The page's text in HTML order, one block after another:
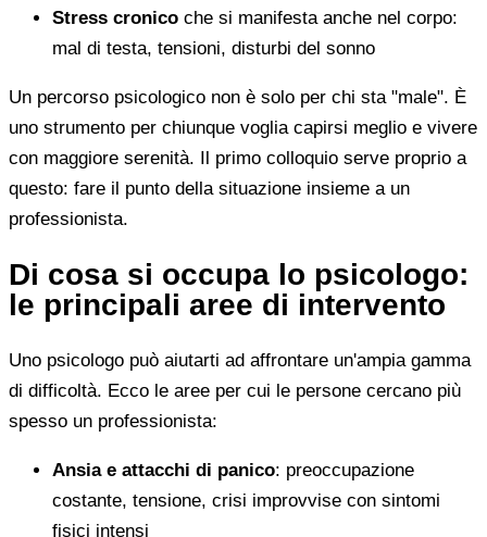
Stress cronico che si manifesta anche nel corpo:
mal di testa, tensioni, disturbi del sonno
Un percorso psicologico non è solo per chi sta "male". È
uno strumento per chiunque voglia capirsi meglio e vivere
con maggiore serenità. Il primo colloquio serve proprio a
questo: fare il punto della situazione insieme a un
professionista.
Di cosa si occupa lo psicologo:
le principali aree di intervento
Uno psicologo può aiutarti ad affrontare un'ampia gamma
di difficoltà. Ecco le aree per cui le persone cercano più
spesso un professionista:
Ansia e attacchi di panico: preoccupazione
costante, tensione, crisi improvvise con sintomi
fisici intensi